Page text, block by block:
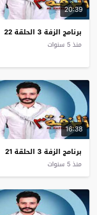
20:39
برنامج الزفة 3 الحلقة 22
منذ 5 سنوات
16:38
برنامج الزفة 3 الحلقة 21
منذ 5 سنوات